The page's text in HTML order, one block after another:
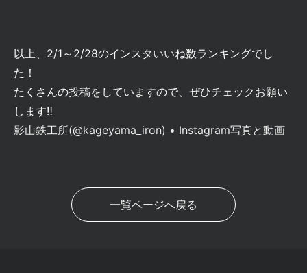
以上、2/1～2/28のインスタいいね数ランキングでし
た！
たくさんの投稿をしていますので、ぜひチェックお願い
します‼
影山鉄工所(@kageyama_iron) • Instagram写真と動画
一覧ページへ戻る